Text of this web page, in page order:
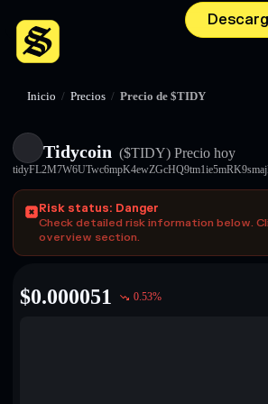
Inicio / Precios / Precio de $TIDY
Tidycoin ($TIDY) Precio hoy
Risk status: Danger
Check detailed risk information below.
overview section.
$0.000051 0.53%